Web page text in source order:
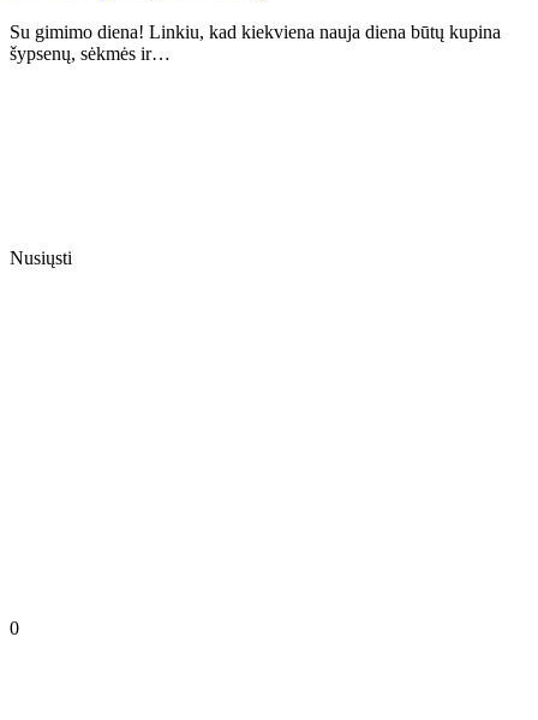
Su gimimo diena! Linkiu, kad kiekviena nauja diena būtų kupina
šypsenų, sėkmės ir…
Nusiųsti
0